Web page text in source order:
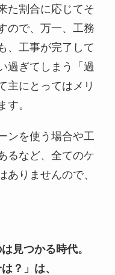
た割合に応じてそ
ので、万一、工務
、工事が完了して
過ぎてしまう「過
主にとってはメリ
す。
ンを使う場合や工
るなど、全てのケ
ありませんので、
見つかる時代。
？」は、